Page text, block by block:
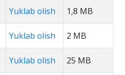
Yuklab olish 1,8 MB
Yuklab olish 2 MB
Yuklab olish 25 MB